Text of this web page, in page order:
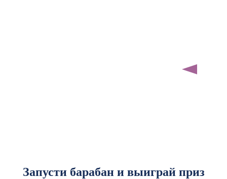
Запусти барабан и выиграй приз